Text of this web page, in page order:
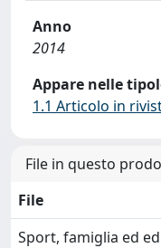
Anno
2014
Appare nelle
1.1 Articolo in
File in questo
File
Sport, famiglia ed